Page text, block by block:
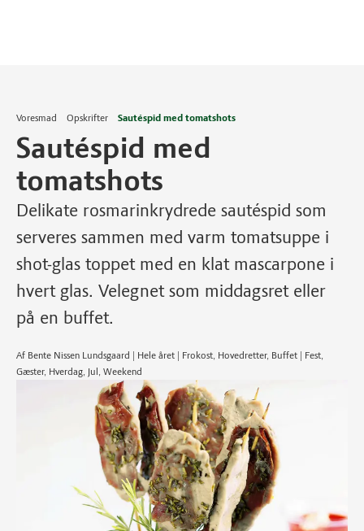
Voresmad Opskrifter Sautéspid med tomatshots
Sautéspid med
tomatshots
Delikate rosmarinkrydrede sautéspid som
serveres sammen med varm tomatsuppe i
shot-glas toppet med en klat mascarpone i
hvert glas. Velegnet som middagsret eller
på en buffet.
Af Bente Nissen Lundsgaard | Hele året | Frokost, Hovedretter, Buffet | Fest,
Gæster, Hverdag, Jul, Weekend